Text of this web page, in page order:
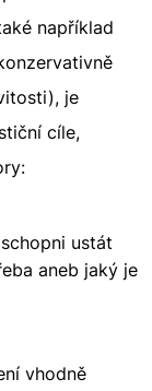
například
je
cíle,
ustát
aneb jaký je
vhodně